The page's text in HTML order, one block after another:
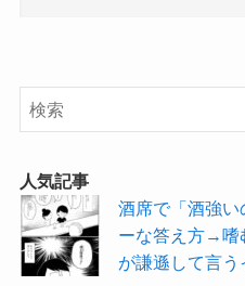
人気記事
酒席で「酒強い
ーな答え方→嗜
が謙遜して言う